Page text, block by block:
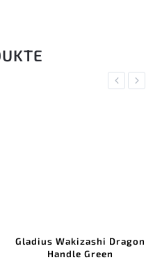
Previous
Gladius Wakizashi Dragon
Handle Green
Next